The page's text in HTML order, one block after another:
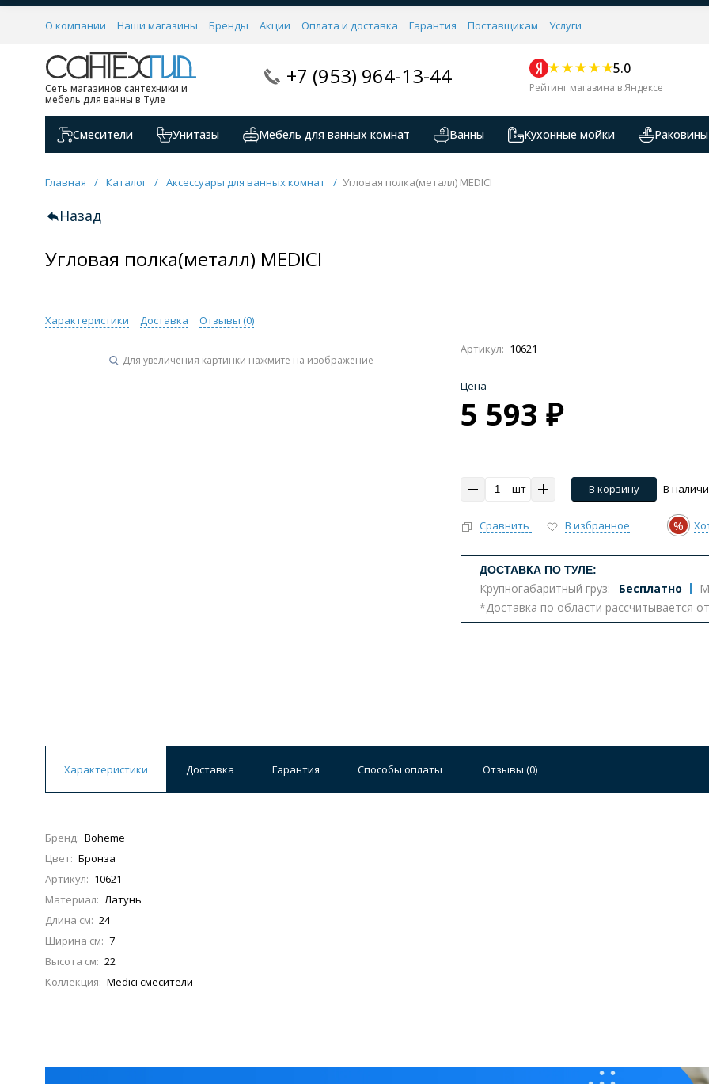
О компании Наши магазины Бренды Акции Оплата и доставка Гарантия Поставщикам Услуги
Сеть магазинов сантехники и
мебель для ванны в Туле
+7 (953) 964-13-44 5.0
Рейтинг магазина в Яндексе
Смесители Унитазы Мебель для ванных комнат Ванны Кухонные мойки Раковины
Главная / Каталог / Аксессуары для ванных комнат / Угловая полка(металл) MEDICI
Назад
Угловая полка(металл) MEDICI
Характеристики Доставка Отзывы (0)
Для увеличения картинки нажмите на изображение
Артикул: 10621
Цена
5 593 ₽
шт В корзину В
Сравнить В избранное %
ДОСТАВКА ПО ТУЛЕ:
Крупногабаритный груз: Бесплатно
*Доставка по области рассчитывается
Характеристики Доставка Гарантия Способы оплаты Отзывы (0)
Бренд: Boheme
Цвет: Бронза
Артикул: 10621
Материал: Латунь
Длина см: 24
Ширина см: 7
Высота см: 22
Коллекция: Medici смесители